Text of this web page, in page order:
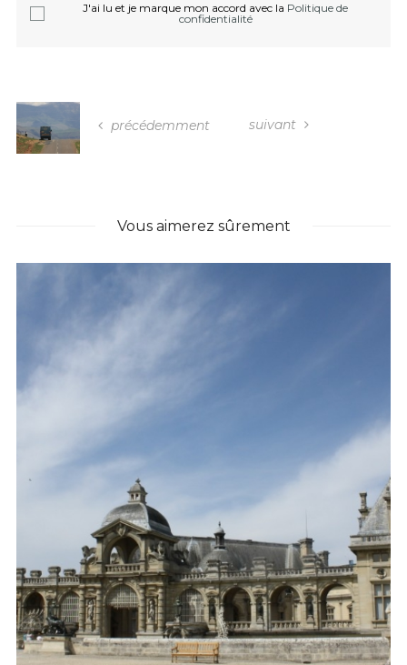
J'ai lu et je marque mon accord avec la Politique de
confidentialité
précédemment suivant
Vous aimerez sûrement